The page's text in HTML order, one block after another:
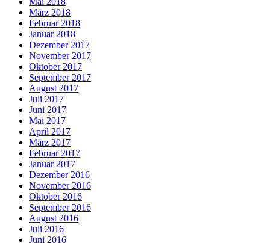
März 2018
Februar 2018
Januar 2018
Dezember 2017
November 2017
Oktober 2017
September 2017
August 2017
Juli 2017
Juni 2017
Mai 2017
April 2017
März 2017
Februar 2017
Januar 2017
Dezember 2016
November 2016
Oktober 2016
September 2016
August 2016
Juli 2016
Juni 2016